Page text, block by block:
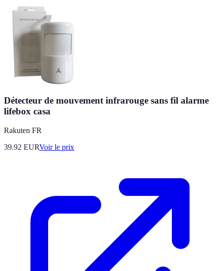
Détecteur de mouvement infrarouge sans fil alarme
lifebox casa
Rakuten FR
39.92 EURVoir le prix